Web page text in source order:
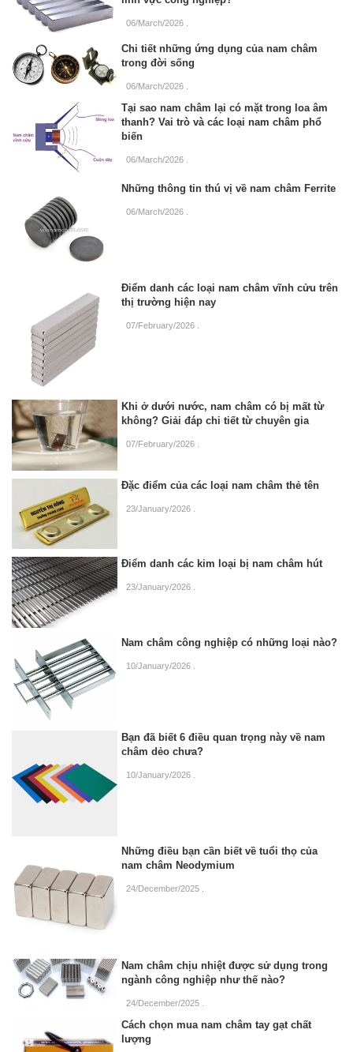
06/March/2026
Chi tiết những ứng dụng của nam châm
trong đời sống
06/March/2026
Tại sao nam châm lại có mặt trong loa âm
thanh? Vai trò và các loại nam châm phổ
biến
06/March/2026
Những thông tin thú vị về nam châm Ferrite
06/March/2026
Điểm danh các loại nam châm vĩnh cửu trên
thị trường hiện nay
07/February/2026
Khi ở dưới nước, nam châm có bị mất từ
không? Giải đáp chi tiết từ chuyên gia
07/February/2026
Đặc điểm của các loại nam châm thẻ tên
23/January/2026
Điểm danh các kim loại bị nam châm hút
23/January/2026
Nam châm công nghiệp có những loại nào?
10/January/2026
Bạn đã biết 6 điều quan trọng này về nam
châm dẻo chưa?
10/January/2026
Những điều bạn cần biết về tuổi thọ của
nam châm Neodymium
24/December/2025
Nam châm chịu nhiệt được sử dụng trong
ngành công nghiệp như thế nào?
24/December/2025
Cách chọn mua nam châm tay gạt chất
lượng